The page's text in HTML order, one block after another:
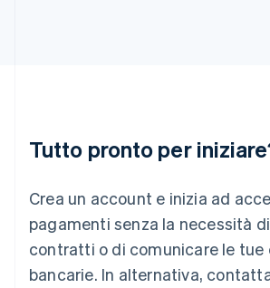
Tutto pronto per
Crea un account e inizia ad
pagamenti senza la necessità
contratti o di comunicare le tue
bancarie. In alternativa,
Lituania
Lussemburgo
Deutsch English
Malaysia
English 简体中文
Malta